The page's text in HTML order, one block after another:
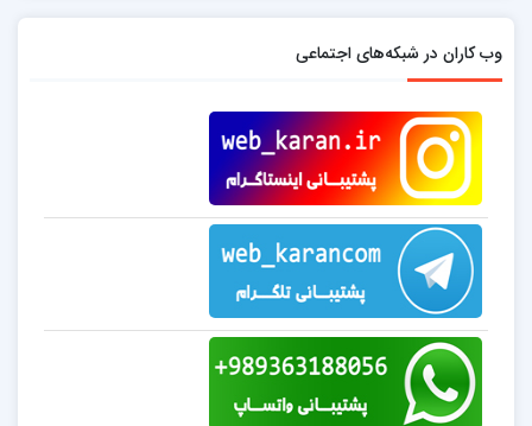
وب کاران در شبکه‌های اجتماعی